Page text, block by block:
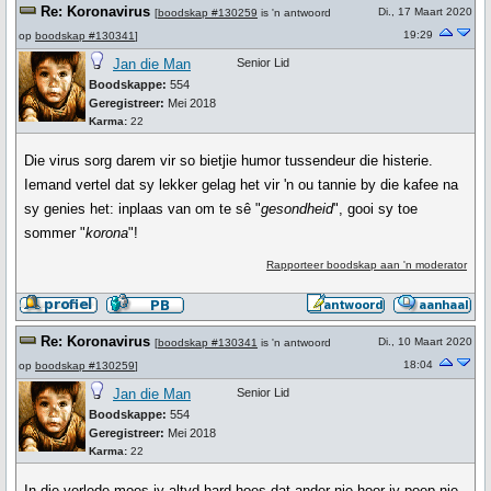
Re: Koronavirus [boodskap #130259 is 'n antwoord
op boodskap #130341]
Di., 17 Maart 2020
19:29
Jan die Man
Boodskappe: 554
Geregistreer: Mei 2018
Karma: 22
Senior Lid
Die virus sorg darem vir so bietjie humor tussendeur die histerie.
Iemand vertel dat sy lekker gelag het vir 'n ou tannie by die kafee na
sy genies het: inplaas van om te sê "gesondheid", gooi sy toe
sommer "korona"!
Rapporteer boodskap aan 'n moderator
Re: Koronavirus [boodskap #130341 is 'n antwoord
op boodskap #130259]
Di., 10 Maart 2020
18:04
Jan die Man
Boodskappe: 554
Geregistreer: Mei 2018
Karma: 22
Senior Lid